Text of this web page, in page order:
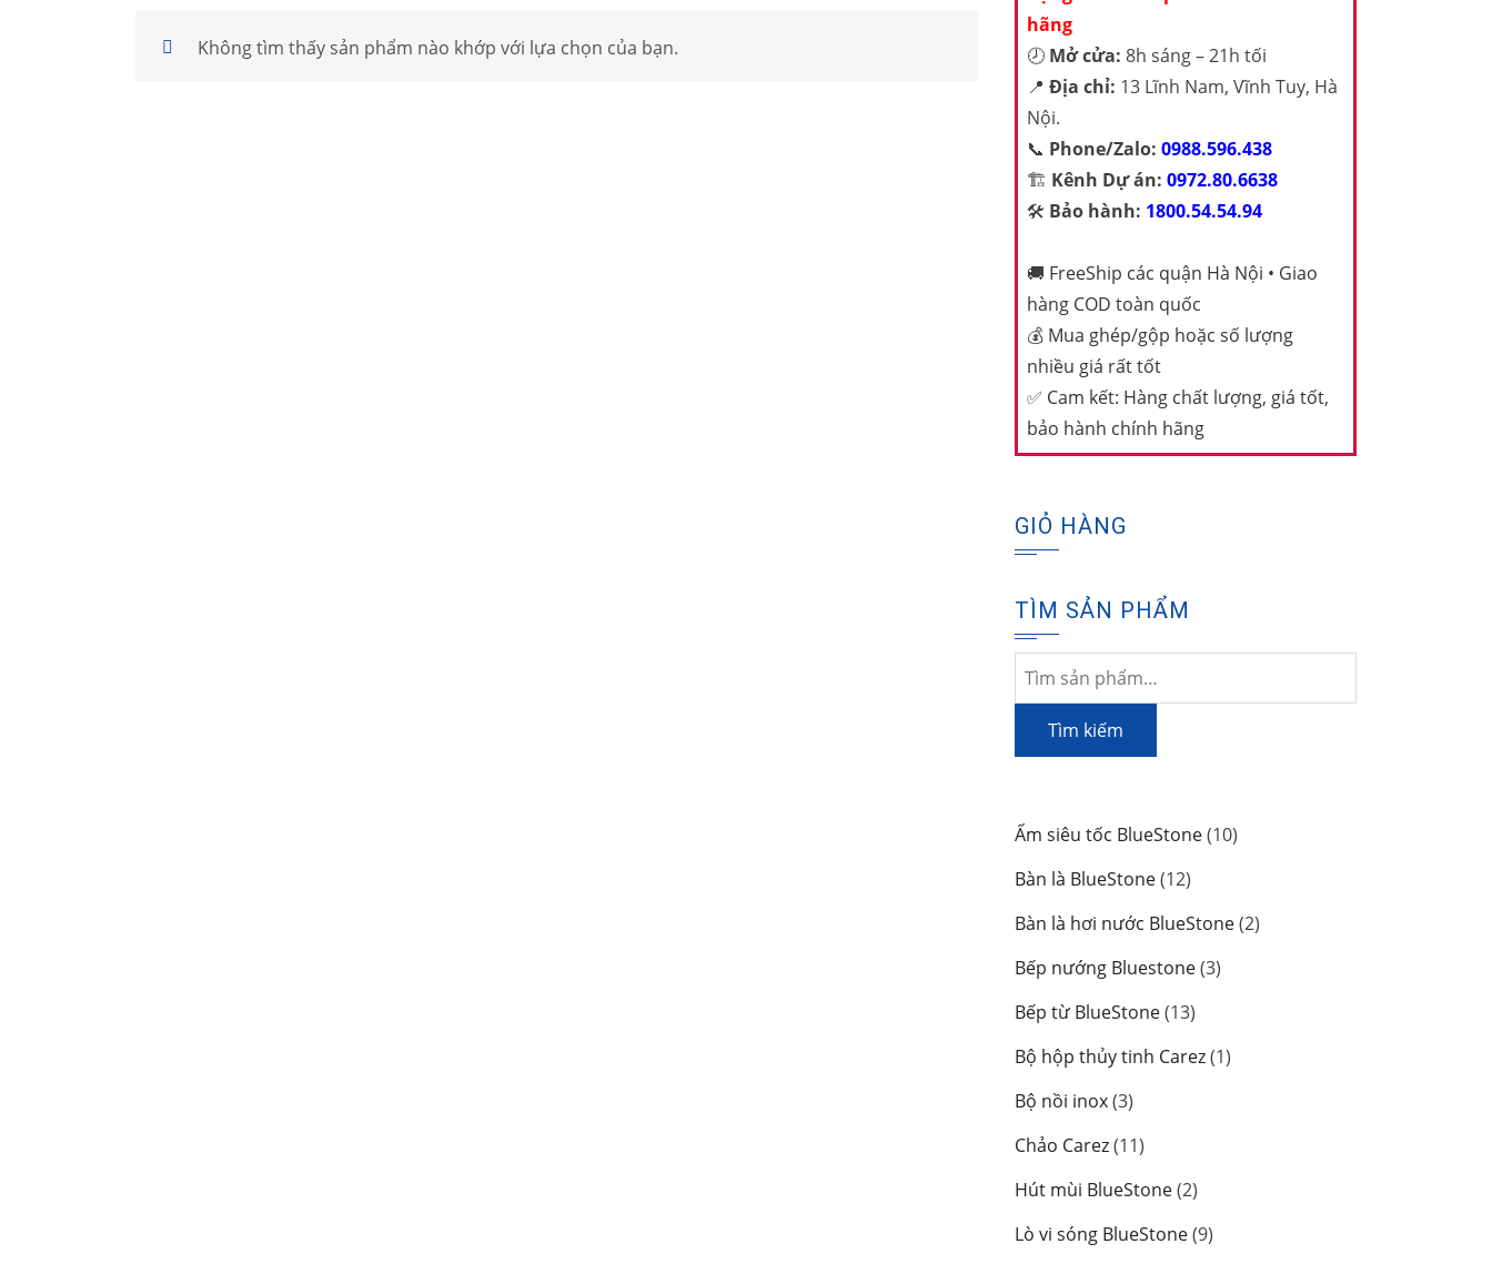
Không tìm thấy sản phẩm nào khớp với lựa chọn của bạn.
hãng
🕗 Mở cửa: 8h sáng – 21h tối
📍 Địa chỉ: 13 Lĩnh Nam, Vĩnh Tuy, Hà
Nội.
📞 Phone/Zalo: 0988.596.438
🏗️ Kênh Dự án: 0972.80.6638
🛠️ Bảo hành: 1800.54.54.94
🚚 FreeShip các quận Hà Nội • Giao
hàng COD toàn quốc
💰 Mua ghép/gộp hoặc số lượng
nhiều giá rất tốt
✅ Cam kết: Hàng chất lượng, giá tốt,
bảo hành chính hãng
GIỎ HÀNG
TÌM SẢN PHẨM
Tìm
kiếm:
Tìm kiếm
Ấm siêu tốc BlueStone 1010
Bàn là BlueStone 1212
Bàn là hơi nước BlueStone 22
Bếp nướng Bluestone 33
Bếp từ BlueStone 1313
phẩm
Bộ hộp thủy tinh Carez 11
Bộ nồi inox 33
phẩm
Chảo Carez 1111
phẩm
Hút mùi BlueStone 22
phẩm
Lò vi sóng BlueStone 99